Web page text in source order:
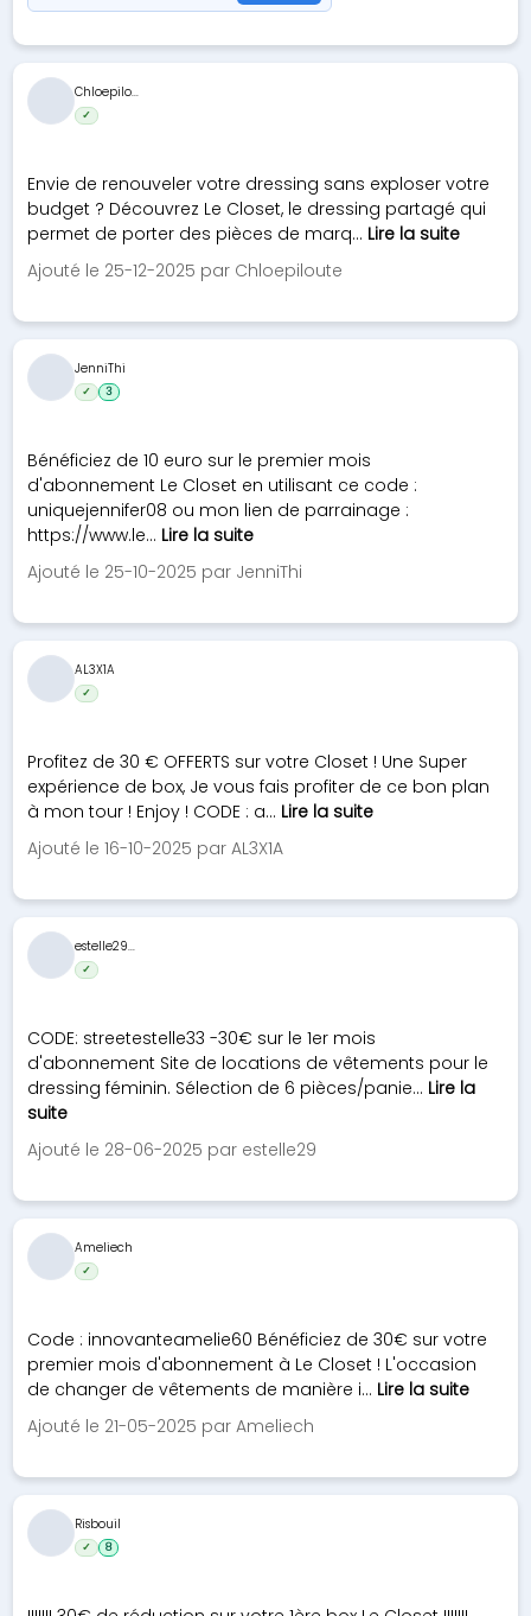
Envie de renouveler votre dressing sans exploser votre
budget ? Découvrez Le Closet, le dressing partagé qui
permet de porter des pièces de marq... Lire la suite
Ajouté le 25-12-2025 par Chloepiloute
Chloepilo...
✓
Bénéficiez de 10 euro sur le premier mois
d'abonnement Le Closet en utilisant ce code :
uniquejennifer08 ou mon lien de parrainage :
https://www.le... Lire la suite
Ajouté le 25-10-2025 par JenniThi
JenniThi
✓ 3
Profitez de 30 € OFFERTS sur votre Closet ! Une Super
expérience de box, Je vous fais profiter de ce bon plan
à mon tour ! Enjoy ! CODE : a... Lire la suite
Ajouté le 16-10-2025 par AL3X1A
AL3X1A
✓
CODE: streetestelle33 -30€ sur le 1er mois
d'abonnement Site de locations de vêtements pour le
dressing féminin. Sélection de 6 pièces/panie... Lire la
suite
Ajouté le 28-06-2025 par estelle29
estelle29...
✓
Code : innovanteamelie60 Bénéficiez de 30€ sur votre
premier mois d'abonnement à Le Closet ! L'occasion
de changer de vêtements de manière i... Lire la suite
Ajouté le 21-05-2025 par Ameliech
Ameliech
✓
Risbouil
✓ 8